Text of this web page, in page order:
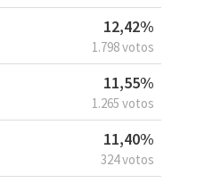
12,42%
1.798 votos
11,55%
1.265 votos
11,40%
324 votos